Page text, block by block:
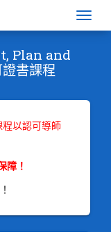
Plan and
書課程
以認可導師
障！